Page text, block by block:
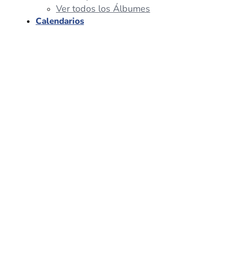
Ver todos los Álbumes
Calendarios